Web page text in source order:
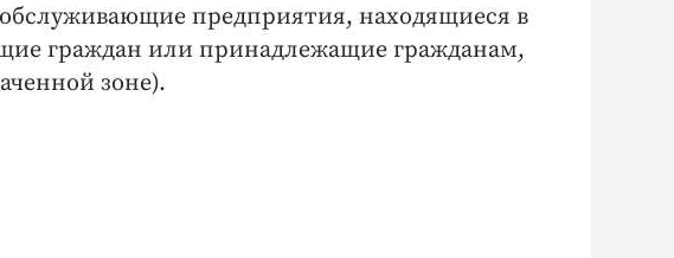
предприятия, находящиеся в
граждан или принадлежащие гражданам,
зоне).